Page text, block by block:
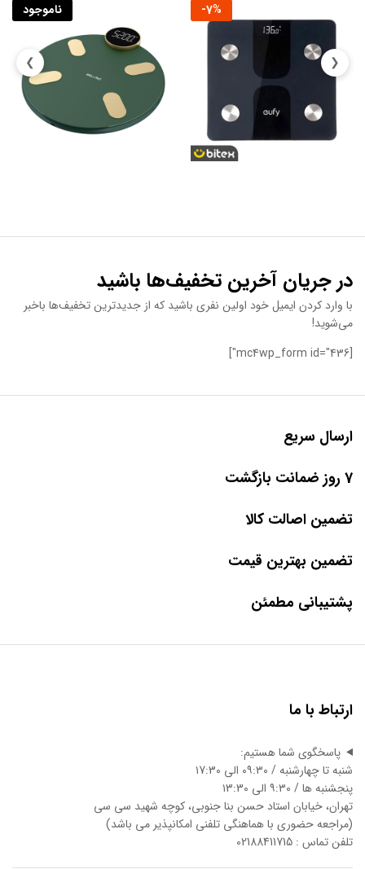
-7% ناموجود
❯ ❮
در جریان آخرین تخفیف‌ها باشید
با وارد کردن ایمیل خود اولین نفری باشید که از جدیدترین تخفیف‌ها باخبر
می‌شوید!
[mc4wp_form id="436"]
ارسال سریع
7 روز ضمانت بازگشت
تضمین اصالت کالا
تضمین بهترین قیمت
پشتیبانی مطمئن
ارتباط با ما
پاسخگوی شما هستیم:
شنبه تا چهارشنبه / ۰۹:۳۰ الی ۱7:3۰
پنجشنبه ها / ۹:۳۰ الی ۱3:3۰
تهران، خیابان استاد حسن بنا جنوبی، کوچه شهید سی سی
(مراجعه حضوری با هماهنگی تلفنی امکانپذیر می باشد)
تلفن تماس : 02188411715